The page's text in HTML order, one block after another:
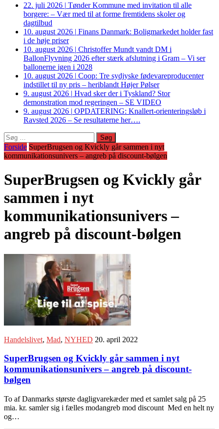
22. juli 2026 | Tønder Kommune med invitation til alle
borgere: – Vær med til at forme fremtidens skoler og
dagtilbud
10. august 2026 | Finans Danmark: Boligmarkedet holder fast
i de høje priser
10. august 2026 | Christoffer Mundt vandt DM i
BallonFlyvning 2026 efter stærk afslutning i Gram – Vi ser
ballonerne igen i 2028
10. august 2026 | Coop: Tre sydjyske fødevareproducenter
indstillet til ny pris – heriblandt Højer Pølser
9. august 2026 | Hvad sker der i Tyskland? Stor
demonstration mod regeringen – SE VIDEO
9. august 2026 | OPDATERING: Knallert-orienteringsløb i
Ravsted 2026 – Se resultaterne her….
Søg
efter:
Forside SuperBrugsen og Kvickly går sammen i nyt
kommunikationsunivers – angreb på discount-bølgen
SuperBrugsen og Kvickly går
sammen i nyt
kommunikationsunivers –
angreb på discount-bølgen
Handelslivet, Mad, NYHED 20. april 2022
SuperBrugsen og Kvickly går sammen i nyt
kommunikationsunivers – angreb på discount-
bølgen
To af Danmarks største dagligvarekæder med et samlet salg på 25
mia. kr. samler sig i fælles modangreb mod discount Med en helt ny
og…